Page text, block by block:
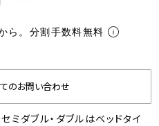
ら。分割手数料無料
のお問い合わせ
ミダブル・ダブルはベッドタイ